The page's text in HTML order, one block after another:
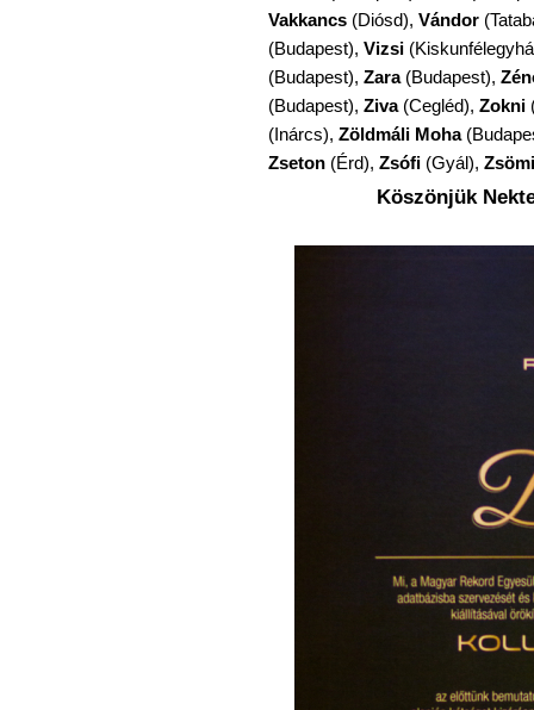
Vakkancs (Diósd), Vándor
(Budapest), Vizsi
(Budapest), Zara(Budapest),
(Budapest), Ziva(Cegléd), Zokni
(Inárcs), Zöldmáli Moha
Zseton (Érd), Zsófi (Gyál), Zsömi
Köszönjük